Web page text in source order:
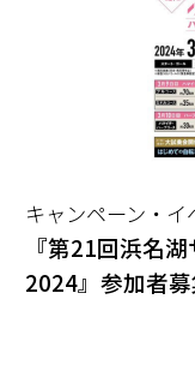
キャンペーン・イ
『第21回浜名
2024』参加者募